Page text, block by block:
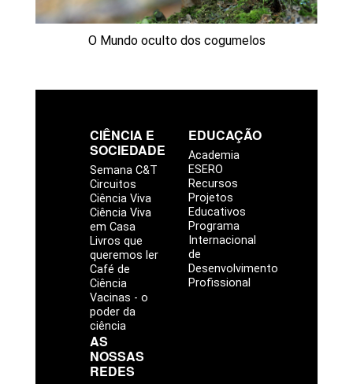
O Mundo oculto dos cogumelos
CIÊNCIA E
SOCIEDADE
Semana C&T
Circuitos
Ciência Viva
Ciência Viva
em Casa
Livros que
queremos ler
Café de
Ciência
Vacinas - o
poder da
ciência
EDUCAÇÃO
Academia
ESERO
Recursos
Projetos
Educativos
Programa
Internacional
de
Desenvolvimento
Profissional
AS
NOSSAS
REDES